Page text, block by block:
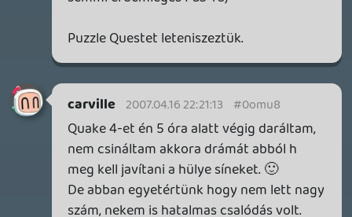
GTA A NETFLIXEN – EZ TÖRTÉNT CSÜTÖRTÖKÖN
Továbbá: Warrior Cats: Clans of the Forest, Onimusha:
Way of the Sword, TOEM 2, Quake remaster.
9
SENARA: THE SACRAMENT TESZT
Szektások, mélytengeri rémek és egy realisztikus
óceánjáró. A SENARA-ban első pillantásra minden
megvan, ami a sikerhez kell, ez az összkép azonban